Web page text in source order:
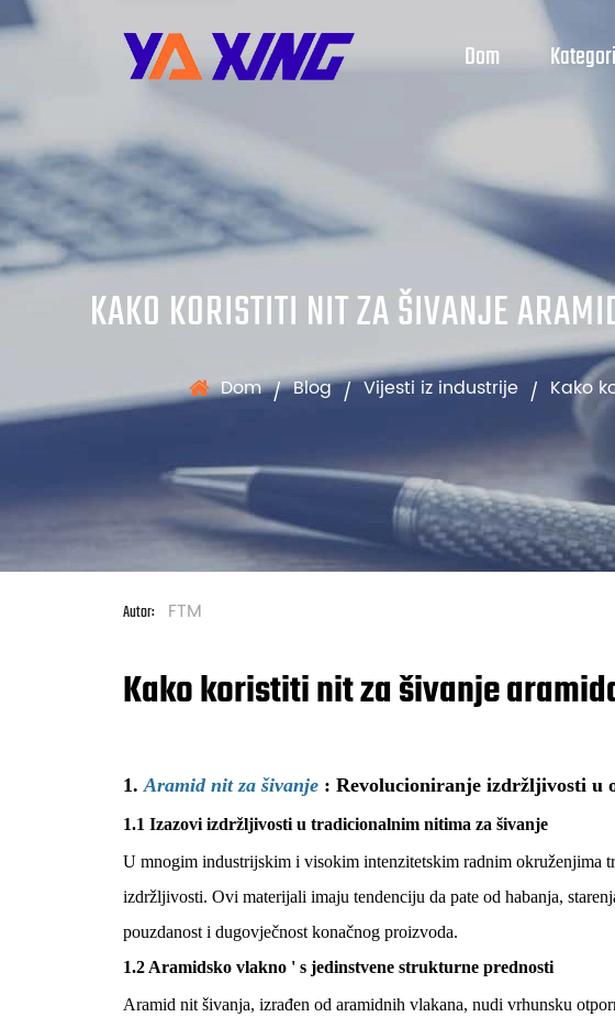
Dom
KAKO KORISTITI NIT ZA ŠIVANJE
Dom/Blog/ Vijesti iz industrije / Kako
Autor: FTM
Kako koristiti nit za šivanje
1.Aramid nit za šivanje : Revolucioniranje izdržljivosti u
1.1 Izazovi izdržljivosti u tradicionalnim nitima za šivanje
U mnogim industrijskim i visokim intenzitetskim radnim okruženjima
izdržljivosti. Ovi materijali imaju tendenciju da pate od habanja,
pouzdanost i dugovječnost konačnog proizvoda.
1.2 Aramidsko vlakno ' s jedinstvene strukturne prednosti
Aramid nit šivanja, izrađen od aramidnih vlakana, nudi vrhunsku